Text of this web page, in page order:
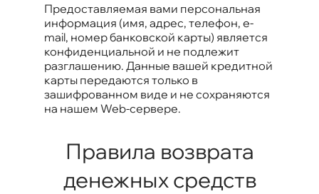
Предоставляемая вами персональная
информация (имя, адрес, телефон, e-
mail, номер банковской карты) является
конфиденциальной и не подлежит
разглашению. Данные вашей кредитной
карты передаются только в
зашифрованном виде и не сохраняются
на нашем Web-сервере.
Правила возврата
денежных средств